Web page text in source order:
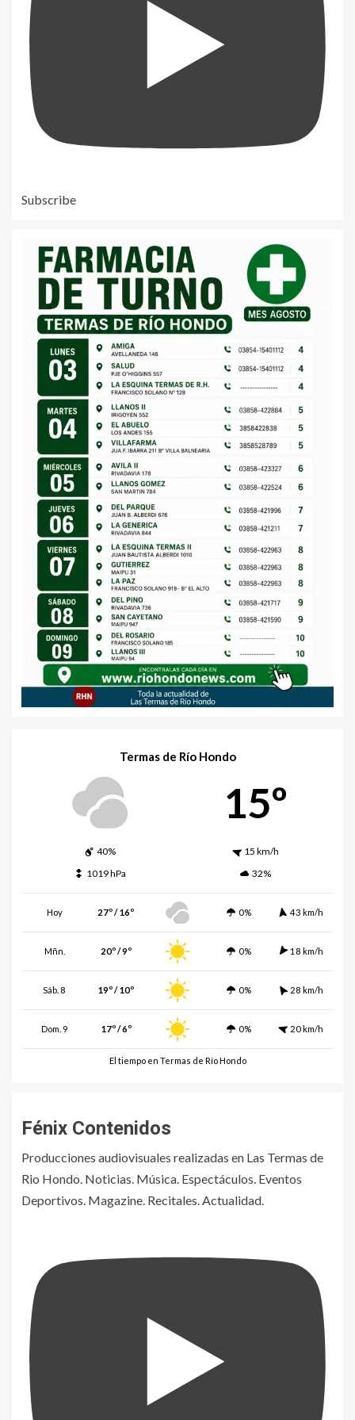
Subscribe
Termas de Río Hondo
15º
40%
15 km/h
1019 hPa
32%
Hoy 27º / 16º 0% 43 km/h
Mñn. 20º / 9º 0% 18 km/h
Sáb. 8 19º / 10º 0% 28 km/h
Dom. 9 17º / 6º 0% 20 km/h
El tiempo en Termas de Río Hondo
Fénix Contenidos
Producciones audiovisuales realizadas en Las Termas de
Rio Hondo. Noticias. Música. Espectáculos. Eventos
Deportivos. Magazine. Recitales. Actualidad.